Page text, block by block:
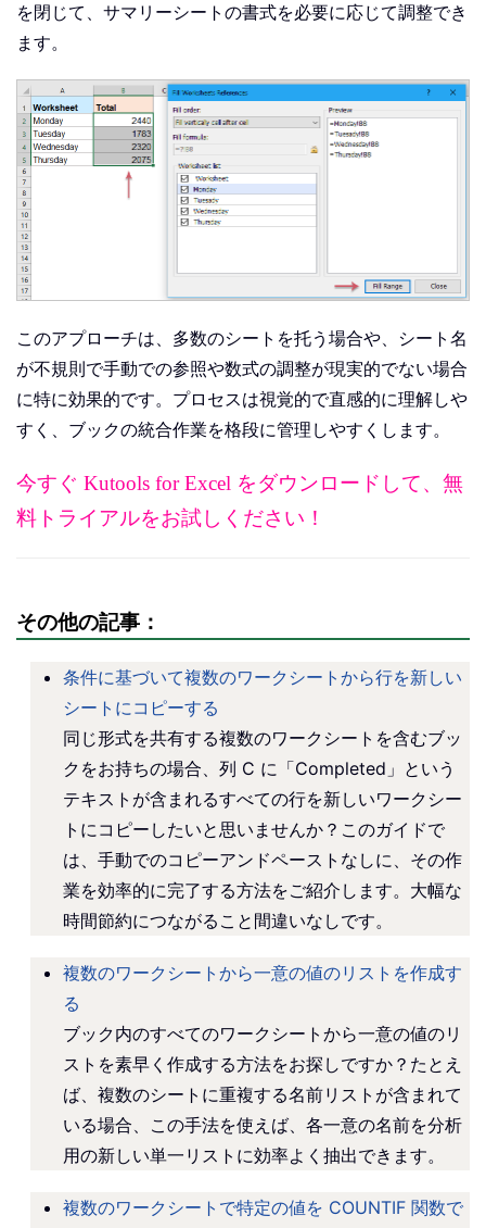
を閉じて、サマリーシートの書式を必要に応じて調整でき
ます。
このアプローチは、多数のシートを托う場合や、シート名
が不規則で手動での参照や数式の調整が現実的でない場合
に特に効果的です。プロセスは視覚的で直感的に理解しや
すく、ブックの統合作業を格段に管理しやすくします。
今すぐ Kutools for Excel をダウンロードして、無
料トライアルをお試しください！
その他の記事：
条件に基づいて複数のワークシートから行を新しい
シートにコピーする
同じ形式を共有する複数のワークシートを含むブッ
クをお持ちの場合、列 C に「Completed」という
テキストが含まれるすべての行を新しいワークシー
トにコピーしたいと思いませんか？このガイドで
は、手動でのコピーアンドペーストなしに、その作
業を効率的に完了する方法をご紹介します。大幅な
時間節約につながること間違いなしです。
複数のワークシートから一意の値のリストを作成す
る
ブック内のすべてのワークシートから一意の値のリ
ストを素早く作成する方法をお探しですか？たとえ
ば、複数のシートに重複する名前リストが含まれて
いる場合、この手法を使えば、各一意の名前を分析
用の新しい単一リストに効率よく抽出できます。
複数のワークシートで特定の値を COUNTIF 関数で